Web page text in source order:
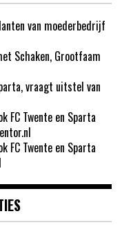
van moederbedrijf
Schaken, Grootfaam
vraagt uitstel van
FC Twente en Sparta
FC Twente en Sparta